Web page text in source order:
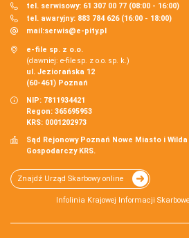
tel. serwisowy: 61 307 00 77 (08:00 - 16:00)
tel. awaryjny: 883 784 626 (16:00 - 18:00)
mail:serwis@e-pity.pl
e-file sp. z o.o.
(dawniej: e-file sp. z o.o. sp. k.)
ul. Jeziorańska 12
(60-461) Poznań
NIP: 7811934421
Regon: 365695953
KRS: 0001202973
Sąd Rejonowy Poznań Nowe Miasto i Wilda
Gospodarczy KRS.
Znajdź Urząd Skarbowy online
Infolinia Krajowej Informacji